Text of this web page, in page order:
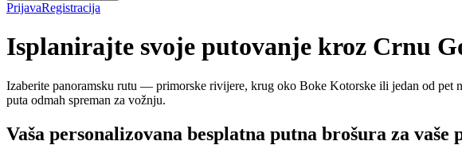
PrijavaRegistracija
Isplanirajte svoje putovanje kroz Crnu
Izaberite panoramsku rutu — primorske rivijere, krug oko Boke Kotorske ili jedan od pet
puta odmah spreman za vožnju.
Vaša personalizovana besplatna putna brošura za vaše